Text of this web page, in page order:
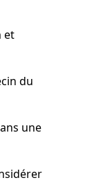
et
du
une